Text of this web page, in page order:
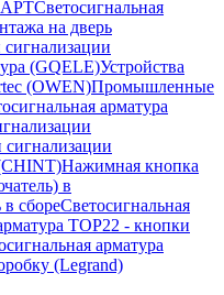
APTСветосигнальная
на дверь
сигнализации
(GQELE)Устройства
(OWEN)Промышленные
арматура
сигнализации
Нажимная кнопка
в
сбореСветосигнальная
TOP22 - кнопки
арматура
(Legrand)